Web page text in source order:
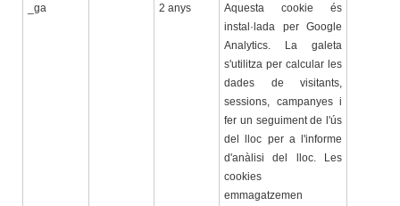
_ga 2 anys
Aquesta cookie és
instal·lada per Google
Analytics. La galeta
s'utilitza per calcular les
dades de visitants,
sessions, campanyes i
fer un seguiment de l'ús
del lloc per a l'informe
d'anàlisi del lloc. Les
cookies
emmagatzemen